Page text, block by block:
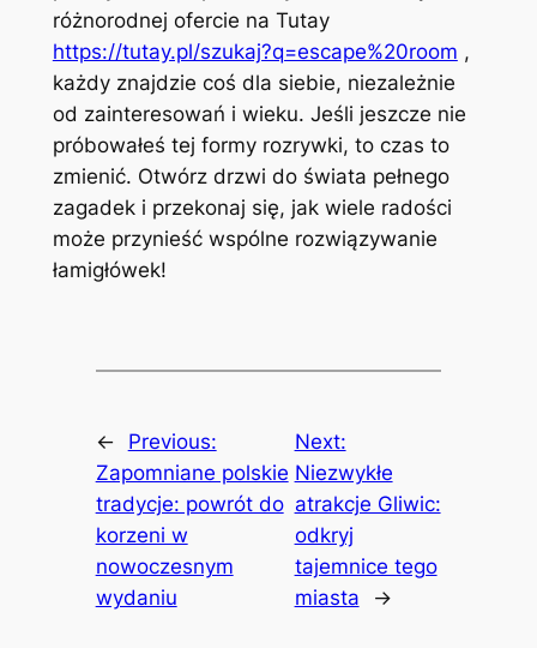
różnorodnej ofercie na Tutay
https://tutay.pl/szukaj?q=escape%20room ,
każdy znajdzie coś dla siebie, niezależnie
od zainteresowań i wieku. Jeśli jeszcze nie
próbowałeś tej formy rozrywki, to czas to
zmienić. Otwórz drzwi do świata pełnego
zagadek i przekonaj się, jak wiele radości
może przynieść wspólne rozwiązywanie
łamigłówek!
←
Previous:
Zapomniane polskie
tradycje: powrót do
korzeni w
nowoczesnym
wydaniu
Next:
Niezwykłe
atrakcje Gliwic:
odkryj
tajemnice tego
miasta
→